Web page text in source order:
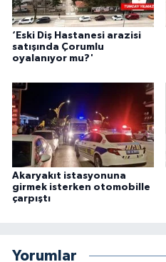
‘Eski Diş Hastanesi arazisi
satışında Çorumlu
oyalanıyor mu?'
Akaryakıt istasyonuna
girmek isterken otomobille
çarpıştı
Yorumlar